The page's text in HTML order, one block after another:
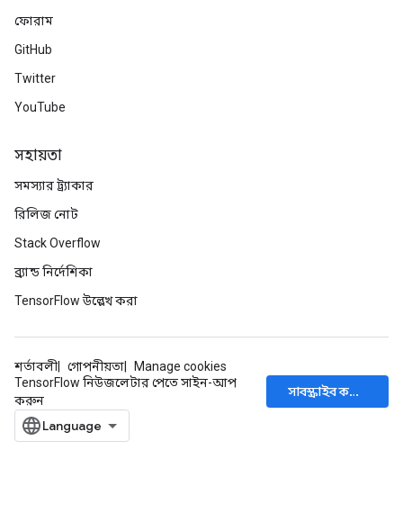
ফোরাম
GitHub
Twitter
YouTube
সহায়তা
সমস্যার ট্র্যাকার
রিলিজ নোট
Stack Overflow
ব্র্যান্ড নির্দেশিকা
TensorFlow উল্লেখ করা
শর্তাবলী গোপনীয়তা
Manage cookies
TensorFlow নিউজলেটার পেতে সাইন-আপ
করুন
সাবস্ক্রাইব করুন